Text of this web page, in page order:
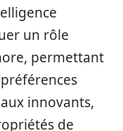
un rôle
permettant
innovants,
de